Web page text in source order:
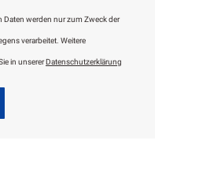
Daten werden nur zum Zweck der
verarbeitet. Weitere
in unsererDatenschutzerklärung